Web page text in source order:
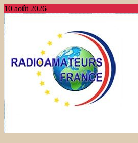
10 août 2026